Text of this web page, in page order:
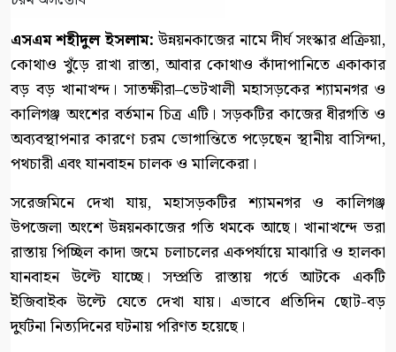
এসএম শহীদুল ইসলাম:​উন্নয়নকাজের নামে দীর্ঘ সংস্কার প্রক্রিয়া,
কোথাও খুঁড়ে রাখা রাস্তা, আবার কোথাও কাঁদাপানিতে একাকার
বড় বড় খানাখন্দ। সাতক্ষীরা–ভেটখালী মহাসড়কের শ্যামনগর ও
কালিগঞ্জ অংশের বর্তমান চিত্র এটি। সড়কটির কাজের ধীরগতি ও
অব্যবস্থাপনার কারণে চরম ভোগান্তিতে পড়েছেন স্থানীয় বাসিন্দা,
পথচারী এবং যানবাহন চালক ও মালিকেরা।
​সরেজমিনে দেখা যায়, মহাসড়কটির শ্যামনগর ও কালিগঞ্জ
উপজেলা অংশে উন্নয়নকাজের গতি থমকে আছে। খানাখন্দে ভরা
রাস্তায় পিচ্ছিল কাদা জমে চলাচলের একপর্যায়ে মাঝারি ও হালকা
যানবাহন উল্টে যাচ্ছে। সম্প্রতি রাস্তায় গর্তে আটকে একটি
ইজিবাইক উল্টে যেতে দেখা যায়। এভাবে প্রতিদিন ছোট-বড়
দুর্ঘটনা নিত্যদিনের ঘটনায় পরিণত হয়েছে।